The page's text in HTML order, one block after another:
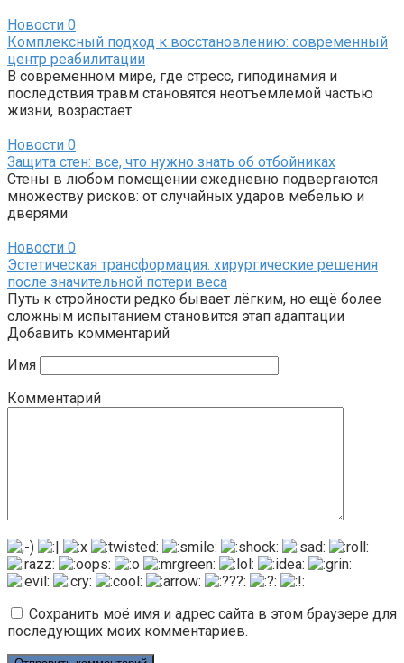
Новости 0
Комплексный подход к восстановлению: современный
центр реабилитации
В современном мире, где стресс, гиподинамия и
последствия травм становятся неотъемлемой частью
жизни, возрастает
Новости 0
Защита стен: все, что нужно знать об отбойниках
Стены в любом помещении ежедневно подвергаются
множеству рисков: от случайных ударов мебелью и
дверями
Новости 0
Эстетическая трансформация: хирургические решения
после значительной потери веса
Путь к стройности редко бывает лёгким, но ещё более
сложным испытанием становится этап адаптации
Добавить комментарий
Имя
Комментарий
Сохранить моё имя и адрес сайта в этом браузере для
последующих моих комментариев.